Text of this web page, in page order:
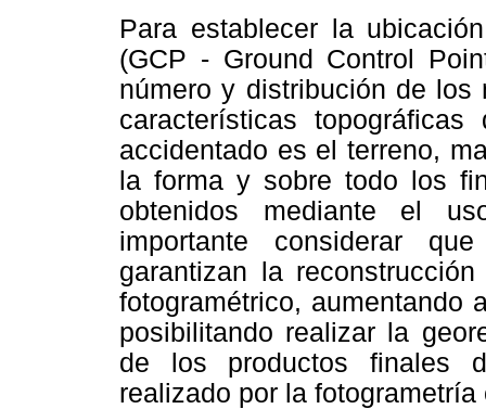
Para establecer la
(GCP - Ground Control
número y distribución de
características
accidentado es el terreno,
la forma y sobre todo los
obtenidos mediante el
importante considerar
garantizan la
fotogramétrico, aumentando
posibilitando realizar la
de los productos finales
realizado por la